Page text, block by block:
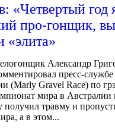
«Четвертый год
про-гонщик,
«элита»
Александр
пресс-
(Marly Gravel Race) по
мира в
травму и
а в этом...